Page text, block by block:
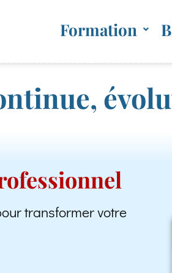
Formation
transformer votre